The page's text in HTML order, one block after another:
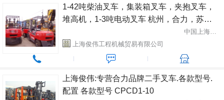
1-42吨柴油叉车，集装箱叉车，夹抱叉车，
堆高机，1-3吨电动叉车 杭州，合力，苏
州，大连，靖江，厦门，，TCM，丰田，小
松，林德等。
中国上海市闵行区
上海俊伟工程机械贸易有限公司
上海俊伟:专营合力品牌二手叉车.各款型号.
配置 各款型号 CPCD1-10